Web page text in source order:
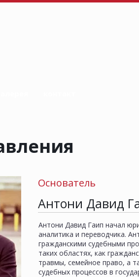
Основатель
Антони Давид
Антони Давид Гаип начал
аналитика и переводчика.
гражданскими судебными
таких областях, как
травмы, семейное право, а
судебных процессов в